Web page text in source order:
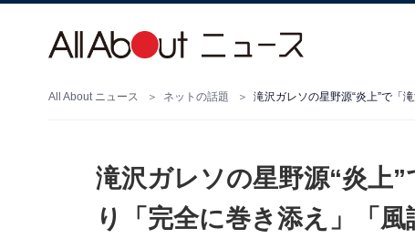
All About ニュース ネットの話題 滝沢ガレソの星野源“炎上”で「
滝沢ガレソの星野源“炎上
り「完全に巻き添え」「風